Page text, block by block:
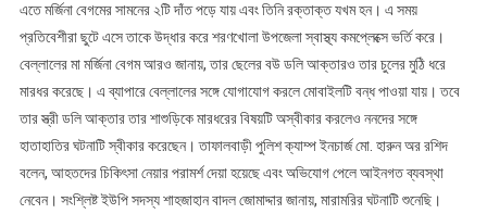
এতে মর্জিনা বেগমের সামনের ২টি দাঁত পড়ে যায় এবং তিনি রক্তাক্ত যখম হন। এ সময়
প্রতিবেশীরা ছুটে এসে তাকে উদ্ধার করে শরণখোলা উপজেলা স্বাস্থ্য কমপ্লেক্সে ভর্তি করে।
বেল্লালের মা মর্জিনা বেগম আরও জানায়, তার ছেলের বউ ডলি আক্তারও তার চুলের মুঠি ধরে
মারধর করেছে। এ ব্যাপারে বেল্লালের সঙ্গে যোগাযোগ করলে মোবাইলটি বন্ধ পাওয়া যায়। তবে
তার স্ত্রী ডলি আক্তার তার শাশুড়িকে মারধরের বিষয়টি অস্বীকার করলেও ননদের সঙ্গে
হাতাহাতির ঘটনাটি স্বীকার করেছেন। তাফালবাড়ী পুলিশ ক্যাম্প ইনচার্জ মো. হারুন অর রশিদ
বলেন, আহতদের চিকিৎসা নেয়ার পরামর্শ দেয়া হয়েছে এবং অভিযোগ পেলে আইনগত ব্যবস্থা
নেবেন। সংশ্লিষ্ট ইউপি সদস্য শাহজাহান বাদল জোমাদ্দার জানায়, মারামরির ঘটনাটি শুনেছি।